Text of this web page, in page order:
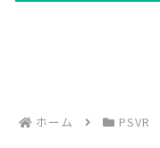
ホーム PSVR